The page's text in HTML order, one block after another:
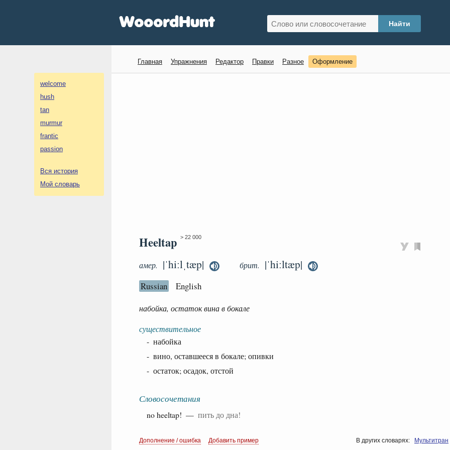
welcome
hush
tan
murmur
frantic
passion
Вся история
Мой словарь
Главная Упражнения Редактор Правки Разное Оформление
Heeltap > 22 000
амер. |ˈhiːlˌtæp| брит. |ˈhiːltæp|
Russian English
набойка, остаток вина в бокале
существительное
- набойка
- вино, оставшееся в бокале; опивки
- остаток; осадок, отстой
Словосочетания
no heeltap! — пить до дна!
Дополнение / ошибка Добавить пример В других словарях: Мультитран